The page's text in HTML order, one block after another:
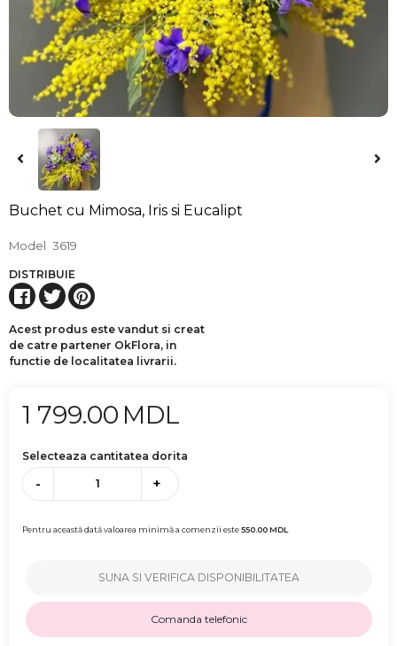
Buchet cu Mimosa, Iris si Eucalipt
Model 3619
DISTRIBUIE
Acest produs este vandut si creat
de catre partener OkFlora, in
functie de localitatea livrarii.
1 799.00 MDL
Selecteaza cantitatea dorita
- +
Pentru această dată valoarea minimă a comenzii este550.00MDL
SUNA SI VERIFICA DISPONIBILITATEA
Comanda telefonic